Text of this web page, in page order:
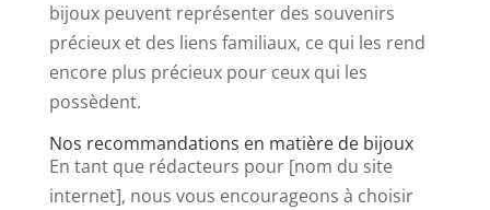
bijoux peuvent représenter des souvenirs
précieux et des liens familiaux, ce qui les rend
encore plus précieux pour ceux qui les
possèdent.
Nos recommandations en matière de bijoux
En tant que rédacteurs pour [nom du site
internet], nous vous encourageons à choisir